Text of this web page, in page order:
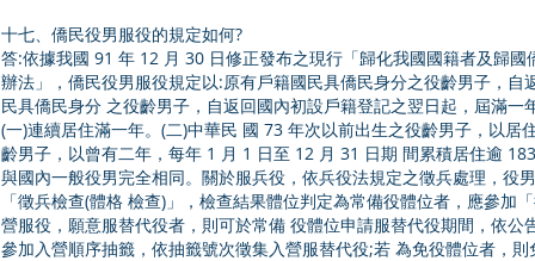
十七、僑民役男服役的規定如何?
答:依據我國 91 年 12 月 30 日修正發布之現行「歸化我國國籍者及歸國
辦法」，僑民役男服役規定以:原有戶籍國民具僑民身分之役齡男子，
民具僑民身分 之役齡男子，自返回國內初設戶籍登記之翌日起，屆滿
(一)連續居住滿一年。(二)中華民 國 73 年次以前出生之役齡男子，以
齡男子，以曾有二年，每年 1 月 1 日至 12 月 31 日期 間累積居住逾
與國內一般役男完全相同。關於服兵役，依兵役法規定之徵兵處理，役
「徵兵檢查(體格 檢查)」，檢查結果體位判定為常備役體位者，應參
營服役，願意服替代役者，則可於常備 役體位申請服替代役期間，依
參加入營順序抽籤，依抽籤號次徵集入營服替代役;若 為免役體位者，則